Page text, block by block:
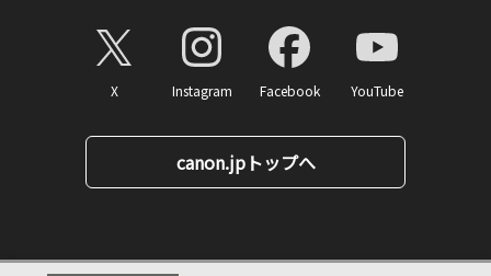
X Instagram Facebook YouTube
canon.jpトップへ